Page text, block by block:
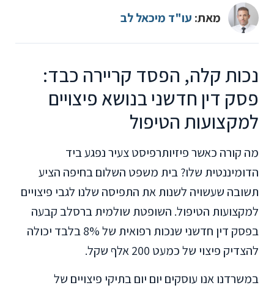
מאת: עו"ד מיכאל לב
נכות קלה, הפסד קריירה כבד:
פסק דין חדשני בנושא פיצויים
למקצועות הטיפול
מה קורה כאשר פיזיותרפיסט צעיר נפגע ביד
הדומיננטית שלו? בית משפט השלום בחיפה הציע
תשובה שעשויה לשנות את התפיסה שלנו לגבי פיצויים
למקצועות הטיפול. השופטת שולמית ברסלב קבעה
בפסק דין חדשני שנכות רפואית של 8% בלבד יכולה
להצדיק פיצוי של כמעט 200 אלף שקל.
במשרדנו אנו עוסקים יום יום בתיקי פיצויים של